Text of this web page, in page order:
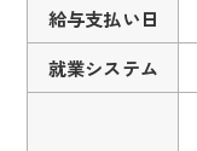
給与支払い日
就業システム